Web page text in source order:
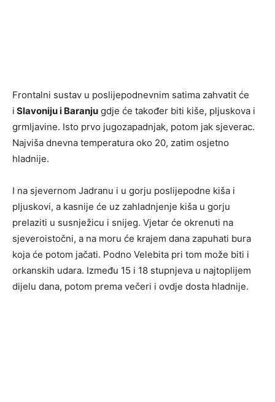
Frontalni sustav u poslijepodnevnim satima zahvatit će
i Slavoniju i Baranju gdje će također biti kiše, pljuskova i
grmljavine. Isto prvo jugozapadnjak, potom jak sjeverac.
Najviša dnevna temperatura oko 20, zatim osjetno
hladnije.
I na sjevernom Jadranu i u gorju poslijepodne kiša i
pljuskovi, a kasnije će uz zahladnjenje kiša u gorju
prelaziti u susnježicu i snijeg. Vjetar će okrenuti na
sjeveroistočni, a na moru će krajem dana zapuhati bura
koja će potom jačati. Podno Velebita pri tom može biti i
orkanskih udara. Između 15 i 18 stupnjeva u najtoplijem
dijelu dana, potom prema večeri i ovdje dosta hladnije.